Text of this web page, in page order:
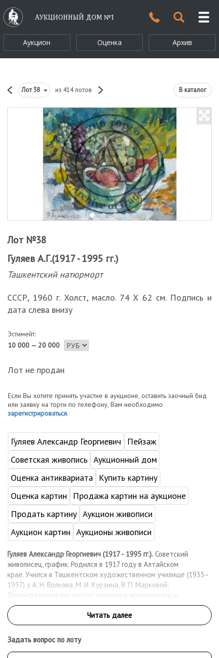
АУКЦИОННЫЙ ДОМ №1
Аукцион Оценка Архив
Лот38 из 414 лотов В каталог
Лот №38
Гуляев А.Г.(1917 - 1995 гг.)
Ташкентский натюрморт
СССР, 1960 г. Холст, масло. 74 Х 62 см. Подпись и
дата слева внизу
Эстимейт:
10 000 — 20 000
Лот не продан
Если Вы хотите принять участие в аукционе, оставить заочный бид
или заявку на торги по телефону, Вам необходимо
зарегистрироваться.
Гуляев Александр Георгиевич
Пейзаж
Советская живопись Аукционный дом
Оценка антиквариата
Купить картину
Оценка картин
Продажа картин на аукционе
Продать картину Аукцион живописи
Аукцион картин Аукционы живописи
Гуляев Александр Георгиевич (1917 - 1995 гг.). Советский
живописец, график. Родился в 1917 году в Алтайском
крае. Учился в Ташкентском художественном училище (1933–
1937) у А. Н. Волкова, М. И. Курзина, В. П. Марковой;
Ленинградском институте живописи, архитектуры и
скульптуры — Институте живописи, скульптуры и архитектуры
им. И. Е. Репина (1937–1941, 1944–1946) на живописном
факультете у А. Е. Карева, И. П. Степашкина, Е. М. Чепцова, М. Д.
Бернштейна, Л. Ф. Овсянникова, А. А. Осмёркина. В 1946
выполнил дипломную работу-картину «Минин и Пожарский»,
Задать вопрос по лоту